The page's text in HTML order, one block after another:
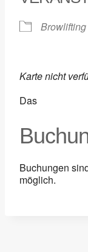
Browlifting
Karte nicht
Das
Buchungen
möglich.